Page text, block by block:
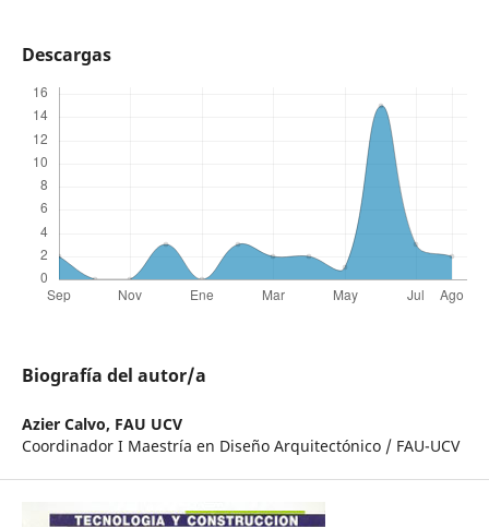
Descargas
Biografía del autor/a
Azier Calvo, FAU UCV
Coordinador I Maestría en Diseño Arquitectónico / FAU-UCV